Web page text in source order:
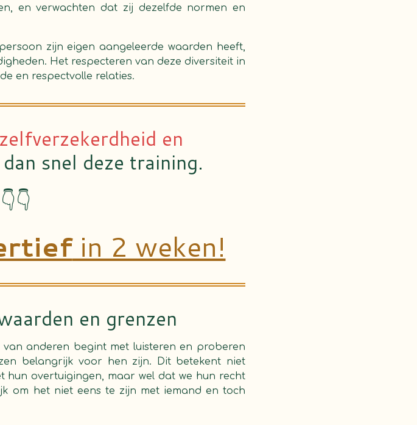
en verwachten dat zij dezelfde normen en
zijn eigen aangeleerde waarden heeft,
Het respecteren van deze diversiteit in
en respectvolle relaties.
zelfverzekerdheid en
snel deze training.
in 2 weken!
en grenzen
anderen begint met luisteren en proberen
belangrijk voor hen zijn. Dit betekent niet
hun overtuigingen, maar wel dat we hun recht
om het niet eens te zijn met iemand en toch